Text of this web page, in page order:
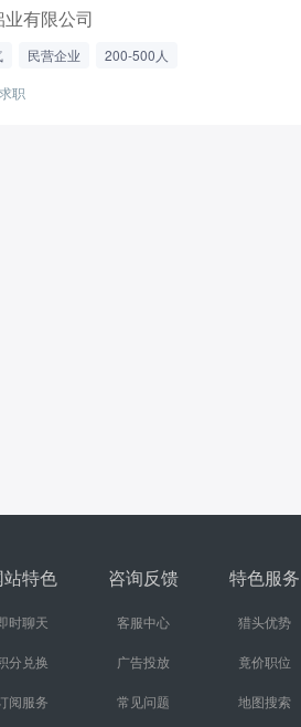
有限公司
民营企业 200-500人
职
站特色
时聊天
分兑换
阅服务
咨询反馈
客服中心
广告投放
常见问题
特色服务
猎头优势
竟价职位
地图搜索